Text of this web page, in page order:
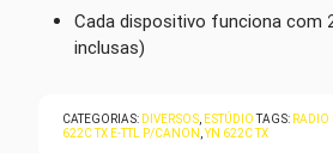
Cada dispositivo funciona com
inclusas)
CATEGORIAS: DIVERSOS, ESTÚDIO TAGS: RADIO
622C TX E-TTL P/CANON,YN 622C TX